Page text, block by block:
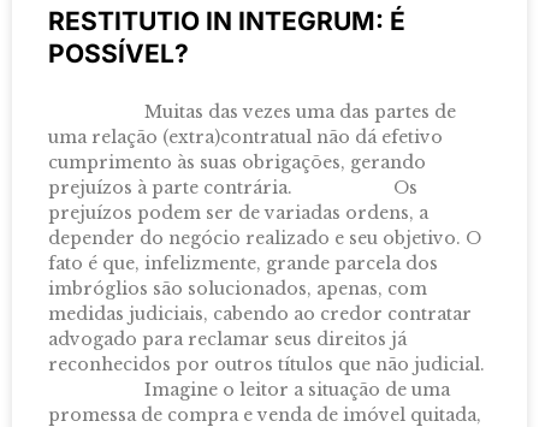
RESTITUTIO IN INTEGRUM: É
POSSÍVEL?
Muitas das vezes uma das partes de
uma relação (extra)contratual não dá efetivo
cumprimento às suas obrigações, gerando
prejuízos à parte contrária. Os
prejuízos podem ser de variadas ordens, a
depender do negócio realizado e seu objetivo. O
fato é que, infelizmente, grande parcela dos
imbróglios são solucionados, apenas, com
medidas judiciais, cabendo ao credor contratar
advogado para reclamar seus direitos já
reconhecidos por outros títulos que não judicial.
Imagine o leitor a situação de uma
promessa de compra e venda de imóvel quitada,